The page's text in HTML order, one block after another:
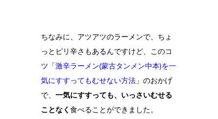
ちなみに、アツアツのラーメンで、ちょ
っとピリ辛さもあるんですけど、このコ
ツ「激辛ラーメン(蒙古タンメン中本)を一
気にすすってもむせない方法 」のおかげ
で、 一気にすすっても、いっさいむせる
ことなく 食べることができました。